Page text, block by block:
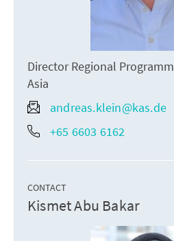
Director Regional
Asia
andreas.klein@kas.de
+65 6603 6162
CONTACT
Kismet Abu Bakar